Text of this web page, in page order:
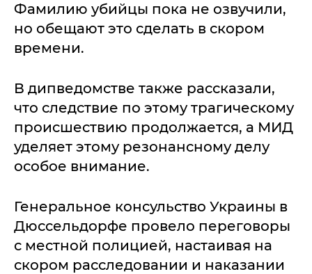
Фамилию убийцы пока не озвучили,
но обещают это сделать в скором
времени.
В дипведомстве также рассказали,
что следствие по этому трагическому
происшествию продолжается, а МИД
уделяет этому резонансному делу
особое внимание.
Генеральное консульство Украины в
Дюссельдорфе провело переговоры
с местной полицией, настаивая на
скором расследовании и наказании